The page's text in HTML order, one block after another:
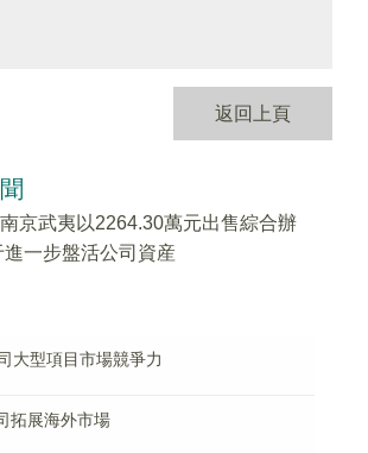
返回上頁
京武夷以2264.30萬元出售綜合辦
一步盤活公司資産
大型項目市場競爭力
拓展海外市場